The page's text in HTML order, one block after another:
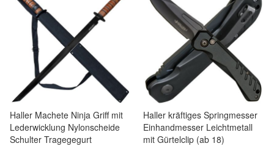
Haller Machete Ninja Griff mit
Lederwicklung Nylonscheide
Schulter Tragegegurt
Haller kräftiges Springmesser
Einhandmesser Leichtmetall
mit Gürtelclip (ab 18)